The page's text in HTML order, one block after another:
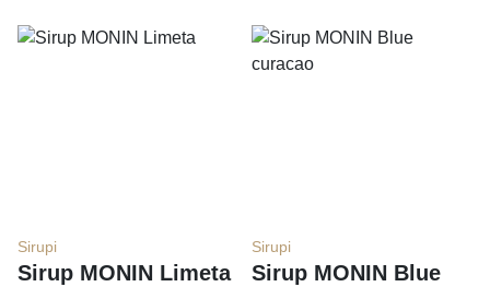
Sirupi
Sirup MONIN Limeta
Sirupi
Sirup MONIN Blue